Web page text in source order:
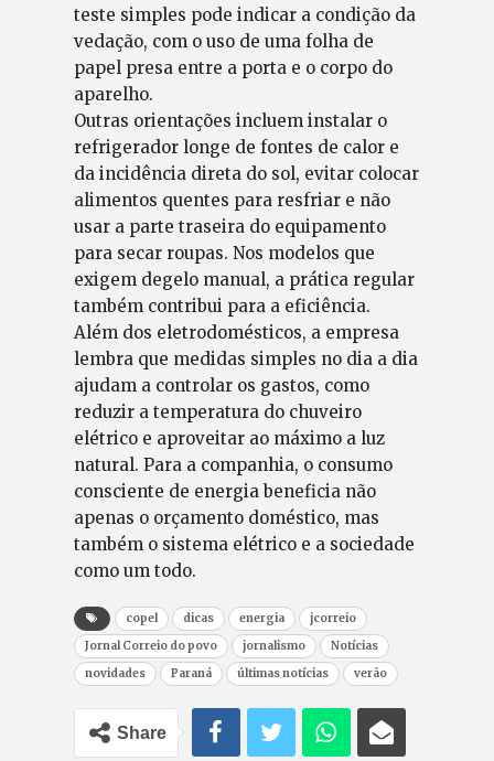
teste simples pode indicar a condição da
vedação, com o uso de uma folha de
papel presa entre a porta e o corpo do
aparelho.
Outras orientações incluem instalar o
refrigerador longe de fontes de calor e
da incidência direta do sol, evitar colocar
alimentos quentes para resfriar e não
usar a parte traseira do equipamento
para secar roupas. Nos modelos que
exigem degelo manual, a prática regular
também contribui para a eficiência.
Além dos eletrodomésticos, a empresa
lembra que medidas simples no dia a dia
ajudam a controlar os gastos, como
reduzir a temperatura do chuveiro
elétrico e aproveitar ao máximo a luz
natural. Para a companhia, o consumo
consciente de energia beneficia não
apenas o orçamento doméstico, mas
também o sistema elétrico e a sociedade
como um todo.
copel dicas energia
jcorreio
Jornal Correio do povo
jornalismo
Notícias
novidades
Paraná últimas notícias verão
Share